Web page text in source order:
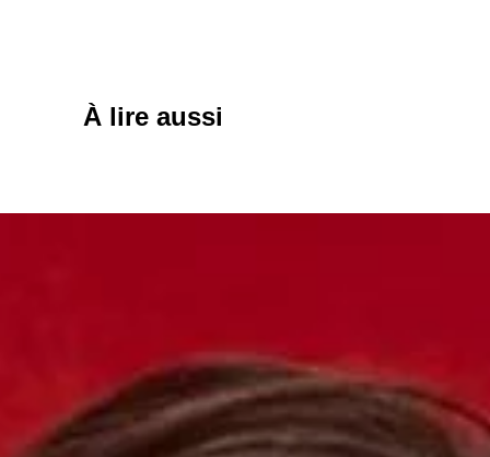
À lire aussi